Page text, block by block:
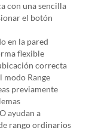
con una sencilla
el botón
en la pared
flexible
correcta
modo Range
previamente
ayudan a
rango ordinarios